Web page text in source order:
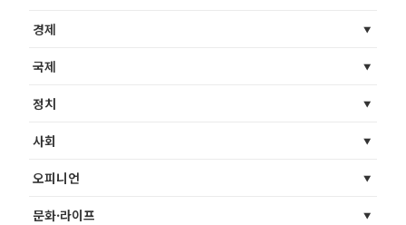
경제
국제
정치
사회
오피니언
문화·라이프